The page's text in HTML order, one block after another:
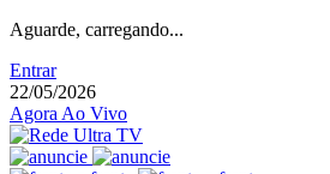
Aguarde, carregando...
Entrar
22/05/2026
Agora Ao Vivo